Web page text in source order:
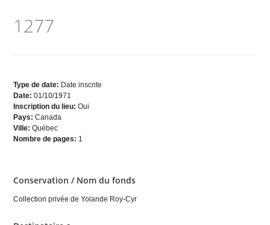
1277
Type de date: Date inscrite
Date:01/10/1971
Inscription du lieu:Oui
Pays:Canada
Ville:Québec
Nombre de pages: 1
Conservation / Nom du fonds
Collection privée de Yolande Roy-Cyr